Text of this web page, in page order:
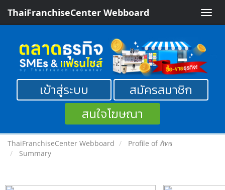
Toggle
ThaiFranchiseCenter Webboard
เข้าสู่ระบบ
สมัครสมาชิก
สนใจโฆษณา
ThaiFranchiseCenter Webboard
Profile of ภัทร
Summary